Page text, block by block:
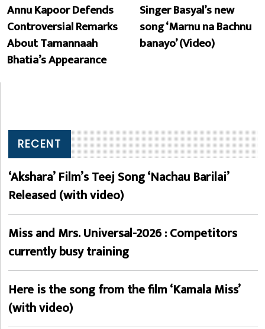
Annu Kapoor Defends
Controversial Remarks
About Tamannaah
Bhatia’s Appearance
Singer Basyal’s new
song ‘Marnu na Bachnu
banayo’ (Video)
RECENT
‘Akshara’ Film’s Teej Song ‘Nachau Barilai’
Released (with video)
Miss and Mrs. Universal-2026 : Competitors
currently busy training
Here is the song from the film ‘Kamala Miss’
(with video)